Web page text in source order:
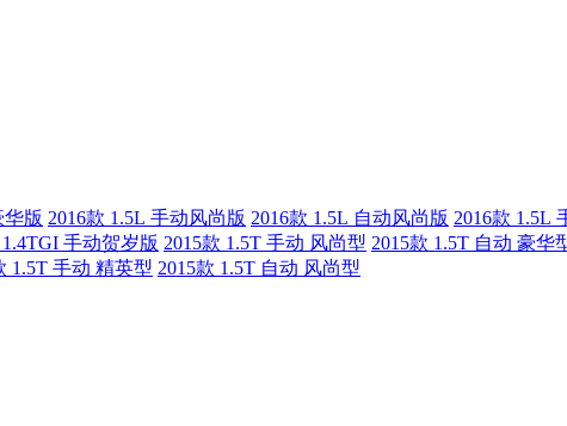
华版 2016款 1.5L 手动风尚版 2016款 1.5L 自动风尚版 2016款 1.5L
1.4TGI 手动贺岁版 2015款 1.5T 手动 风尚型 2015款 1.5T 自动 豪华
1.5T 手动 精英型 2015款 1.5T 自动 风尚型